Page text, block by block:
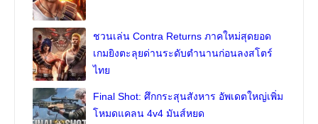
ชวนเล่น Contra Returns ภาคใหม่สุดยอด
เกมยิงตะลุยด่านระดับตำนานก่อนลงสโตร์
ไทย
Final Shot: ศึกกระสุนสังหาร อัพเดตใหญ่เพิ่ม
โหมดแคลน 4v4 มันส์หยด